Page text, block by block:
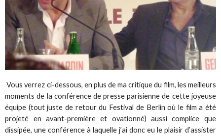
Vous verrez ci-dessous, en plus de ma critique du film, les meilleurs
moments de la conférence de presse parisienne de cette joyeuse
équipe (tout juste de retour du Festival de Berlin où le film a été
projeté en avant-première et ovationné) aussi complice que
dissipée, une conférence à laquelle j’ai donc eu le plaisir d’assister